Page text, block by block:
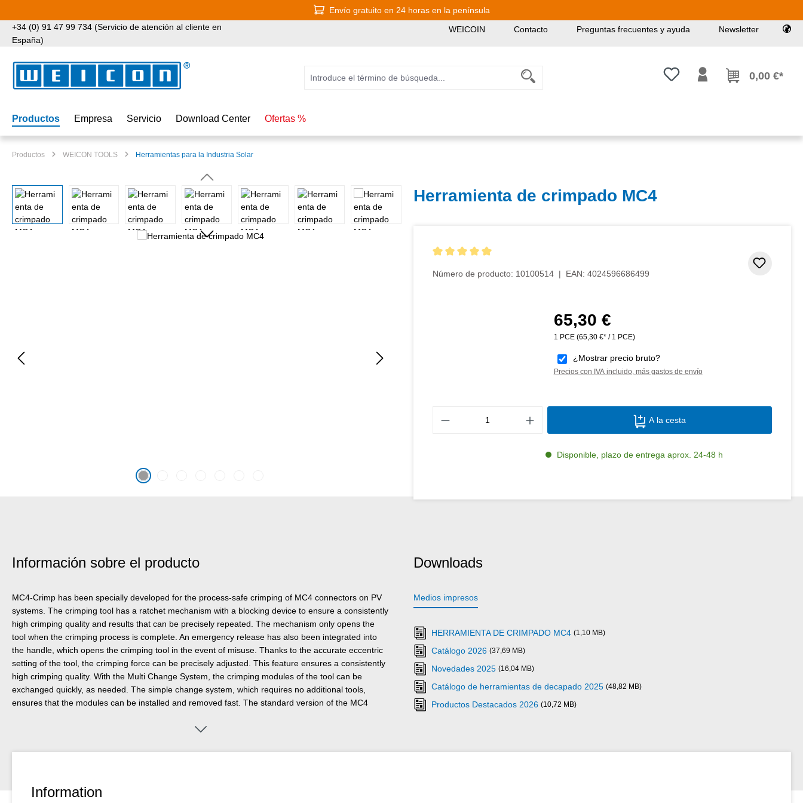
Envío gratuito en 24 horas en la península
+34 (0) 91 47 99 734 (Servicio de atención al cliente en
España)
WEICOIN Contacto Preguntas frecuentes y ayuda Newsletter
Tienes 0 artículos en tu lista de
0,00 €*
Productos Empresa Servicio Download Center Ofertas %
Productos WEICON TOOLS Herramientas para la Industria Solar
Omitir galería de imágenes Herramienta de crimpado MC4
Número de producto: 10100514 | EAN: 4024596686499
Precio normal:
65,30 €
1 PCE (65,30 €* / 1 PCE)
¿Mostrar precio bruto?
Precios con IVA incluido, más gastos de envío
Cantidad del producto: introduce la
A la cesta
Disponible, plazo de entrega aprox. 24-48 h
Información sobre el producto
MC4-Crimp has been specially developed for the process-safe crimping of MC4 connectors on PV
systems. The crimping tool has a ratchet mechanism with a blocking device to ensure a consistently
high crimping quality and results that can be precisely repeated. The mechanism only opens the
tool when the crimping process is complete. An emergency release has also been integrated into
the handle, which opens the crimping tool in the event of misuse. Thanks to the accurate eccentric
setting of the tool, the crimping force can be precisely adjusted. This feature ensures a consistently
high crimping quality. With the Multi Change System, the crimping modules of the tool can be
exchanged quickly, as needed. The simple change system, which requires no additional tools,
ensures that the modules can be installed and removed fast. The standard version of the MC4
sections of 2.5 mm², 4 mm² and 6 mm² (14-10 AWG). The 2-component handles of the crimping
tried and tested “ice-crack design” was used, which ensures a comfortable feel. The integrated
Downloads
Medios impresos
HERRAMIENTA DE CRIMPADO MC4 (1,10 MB)
Catálogo 2026 (37,69 MB)
Novedades 2025 (16,04 MB)
Catálogo de herramientas de decapado 2025 (48,82 MB)
Productos Destacados 2026 (10,72 MB)
Information